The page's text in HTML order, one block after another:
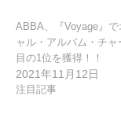
ABBA、『Voyage』で
ャル・アルバム・チャ
目の1位を獲得！！
2021年11月12日
注目記事